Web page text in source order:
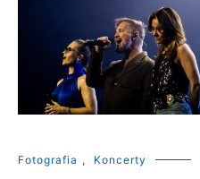
Fotografia , Koncerty